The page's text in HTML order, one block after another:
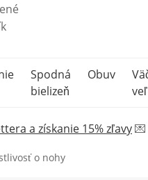
Spodná
bielizeň
Obuv
a získanie 15% zľavy💌
o nohy